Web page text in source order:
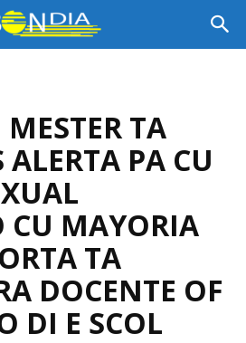
TA
PA CU
MAYORIA
TA
DOCENTE OF
DI E SCOL